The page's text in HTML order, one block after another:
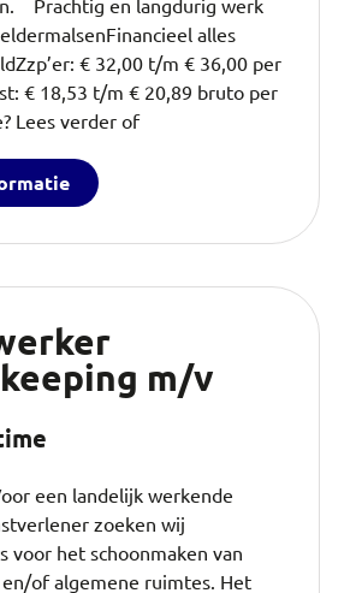
alles
€ 32,00 t/m € 36,00 per
€ 18,53 t/m € 20,89 bruto per
Lees verder of
m/v
een landelijk werkende
zoeken wij
voor het schoonmaken van
of algemene ruimtes. Het